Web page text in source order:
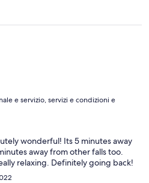
e servizio, servizi e condizioni e
wonderful! Its 5 minutes away
away from other falls too.
relaxing. Definitely going back!